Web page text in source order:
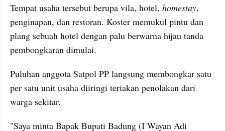
Tempat usaha tersebut berupa vila, hotel, homestay,
penginapan, dan restoran. Koster memukul pintu dan
plang sebuah hotel dengan palu berwarna hijau tanda
pembongkaran dimulai.
Puluhan anggota Satpol PP langsung membongkar satu
per satu unit usaha diiringi teriakan penolakan dari
warga sekitar.
"Saya minta Bapak Bupati Badung (I Wayan Adi